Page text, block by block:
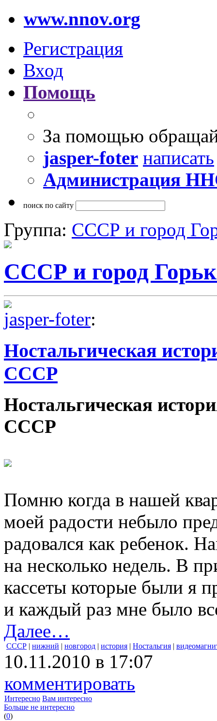
www.nnov.org
Регистрация
Вход
Помощь
За помощью
jasper-foter написать
Администрация
поиск по сайту
Группа: СССР и город
СССР и город
jasper-foter:
Ностальгическая
СССР
Ностальгическая
СССР
Помню когда в нашей
моей радости небыло
радовался как ребенок.
на несколько недель. В
кассеты которые были я
и каждый раз мне было
Далее…
СССР | нижний | новгород | история | Ностальгия |
10.11.2010 в 17:07
комментировать
Интересно Вам интересно
Больше не интересно
(0)